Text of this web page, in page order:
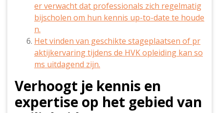
er verwacht dat professionals zich regelmatig
bijscholen om hun kennis up-to-date te houde
n.
Het vinden van geschikte stageplaatsen of pr
aktijkervaring tijdens de HVK opleiding kan so
ms uitdagend zijn.
Verhoogt je kennis en
expertise op het gebied van